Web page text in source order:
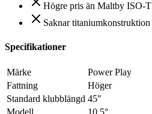
Högre pris än Maltby ISO-T
Saknar titaniumkonstruktion
Specifikationer
Märke
Power Play
Fattning
Höger
Standard klubblängd 45"
Modell
10.5°